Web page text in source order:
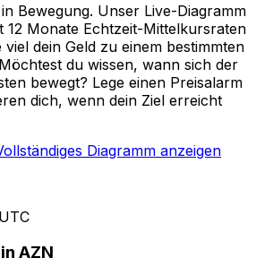
Bewegung. Unser Live-Diagramm
12 Monate Echtzeit-Mittelkursraten
dein Geld zu einem bestimmten
du wissen, wann sich der
bewegt? Lege einen Preisalarm
dich, wenn dein Ziel erreicht
Diagramm anzeigen
AZN